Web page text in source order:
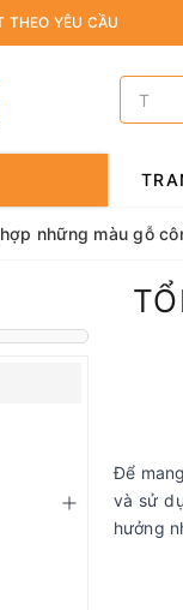
YÊU CẦU
những màu gỗ
Để
và sử
hưởng